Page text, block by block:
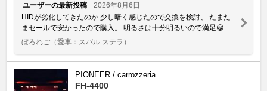
ユーザーの最新投稿
2026年8月6日
HIDが劣化してきたのか 少し暗く感じたので交換を検討、 たまた
まセールで安かったので購入。 明るさは十分明るいので満足😀
ぼろれご （愛車：スバル ステラ）
PIONEER / carrozzeria
FH-4400